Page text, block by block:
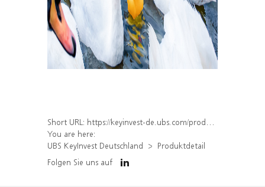
Short URL: https://keyinvest-de.ubs.com/produkt/detail/index/isin/DE000WA5PT12
You are here:
UBS KeyInvest Deutschland
Produktdetail
Folgen Sie uns auf